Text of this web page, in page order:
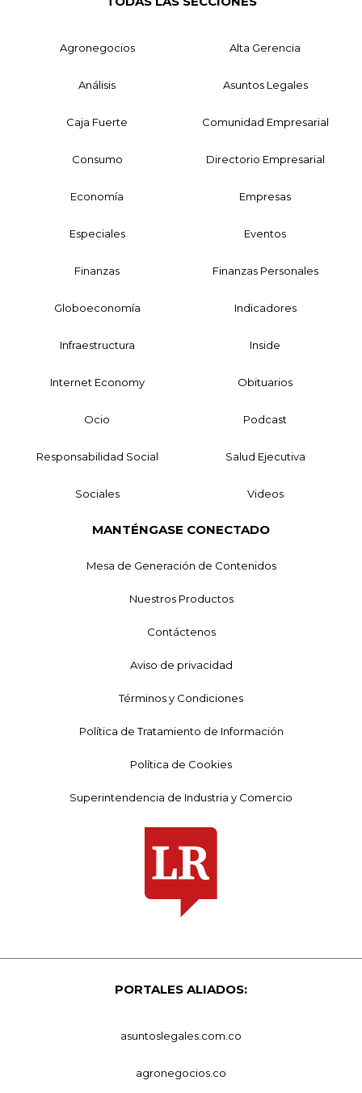
Agronegocios Alta Gerencia
Análisis Asuntos Legales
Caja Fuerte Comunidad Empresarial
Consumo Directorio Empresarial
Economía Empresas
Especiales Eventos
Finanzas Finanzas Personales
Globoeconomía Indicadores
Infraestructura Inside
Internet Economy Obituarios
Ocio Podcast
Responsabilidad Social Salud Ejecutiva
Sociales Videos
MANTÉNGASE CONECTADO
Mesa de Generación de Contenidos
Nuestros Productos
Contáctenos
Aviso de privacidad
Términos y Condiciones
Política de Tratamiento de Información
Política de Cookies
Superintendencia de Industria y Comercio
PORTALES ALIADOS:
asuntoslegales.com.co
agronegocios.co